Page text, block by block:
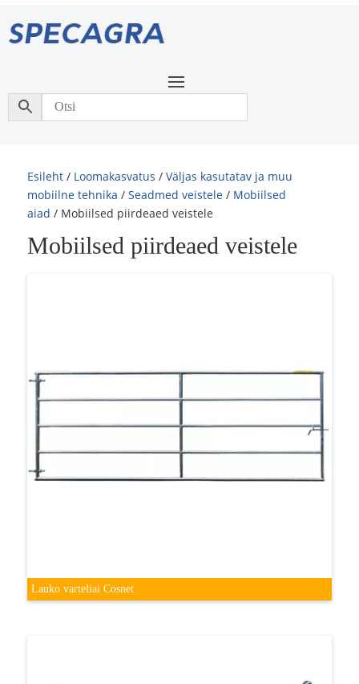
Esileht / Loomakasvatus /Väljas kasutatav ja muu
mobiilne tehnika /Seadmed veistele / Mobiilsed
aiad / Mobiilsed piirdeaed veistele
Mobiilsed piirdeaed veistele
Lauko varteliai Cosnet